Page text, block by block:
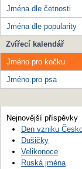
Jména dle četnosti
Jména dle popularity
Zvířecí kalendář
Jméno pro kočku
Jméno pro psa
Nejnovější příspěvky
Den vzniku
Dušičky
Velikonoce
Ruská jména